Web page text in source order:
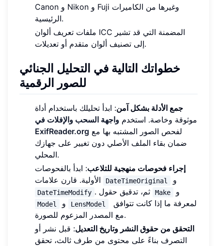
Canon و Nikon و Fuji وغيرها من الكاميرات
الرئيسية.
ملفات تعريف ألوان ICC المضمنة التي قد تشير
إلى تصنيف ألوان متقدم أو تعديلات.
خطواتك التالية في التحليل الجنائي
للصور الرقمية
جمع الأدلة بشكل آمن: ابدأ تحليلك باستخدام أداة
موثوقة وخاصة. استخدم واجهة السحب والإفلات في
ExifReader.org
ضمان بقاء الملف الأصلي دون تغيير على جهازك
المحلي.
إجراء فحوصات منهجية للتلاعب: ابدأ بالفحوصات
DateTimeOriginal و
DateTimeModify . ثم، تدقيق حقول Make و
Model LensModel
مع المصدر المزعوم للصورة.
التحقق من حقوق النشر وتاريخ التعديل: قبل نشر أو
التصرف بناءً على محتوى من طرف ثالث، تحقق